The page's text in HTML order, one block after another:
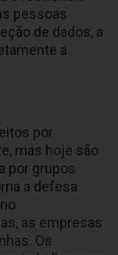
pessoas
de dados, a
a
por
mas hoje são
por grupos
a defesa
as empresas
Os